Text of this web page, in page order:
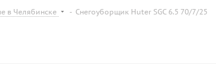
в Челябинске - Снегоуборщик Huter SGC 6.5 70/7/25